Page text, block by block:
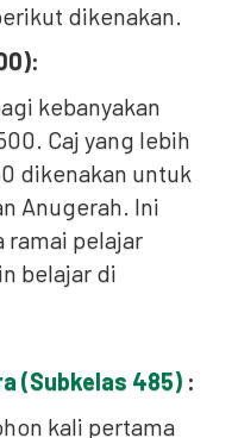
dikenakan.
kebanyakan
Caj yang lebih
dikenakan untuk
Anugerah. Ini
ramai pelajar
belajar di
(Subkelas 485) :
kali pertama